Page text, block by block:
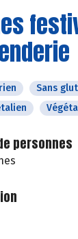
Sans
personnes